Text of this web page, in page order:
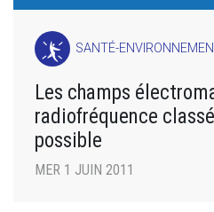
SANTÉ-
Les champs
radiofréquence
possible
MER 1 JUIN 2011